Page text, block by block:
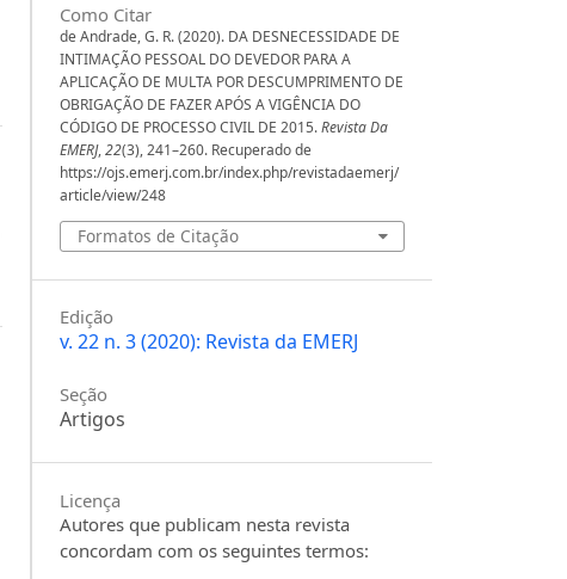
Como Citar
de Andrade, G. R. (2020). DA DESNECESSIDADE DE
INTIMAÇÃO PESSOAL DO DEVEDOR PARA A
APLICAÇÃO DE MULTA POR DESCUMPRIMENTO DE
OBRIGAÇÃO DE FAZER APÓS A VIGÊNCIA DO
CÓDIGO DE PROCESSO CIVIL DE 2015.Revista Da
EMERJ,22(3), 241–260. Recuperado de
https://ojs.emerj.com.br/index.php/revistadaemerj/
article/view/248
Formatos de Citação
Edição
v. 22 n. 3 (2020): Revista da EMERJ
Seção
Artigos
Licença
Autores que publicam nesta revista
concordam com os seguintes termos: